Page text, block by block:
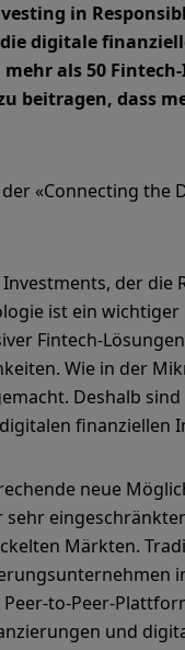
in
digitale
als 50
dass
«Connecting the
der
ist ein
Fintech-
Wie in der
Deshalb
finanziellen
neue
Märkten.
to-Peer-
und